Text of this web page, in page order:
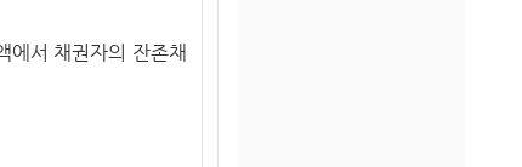
에서 채권자의 잔존채